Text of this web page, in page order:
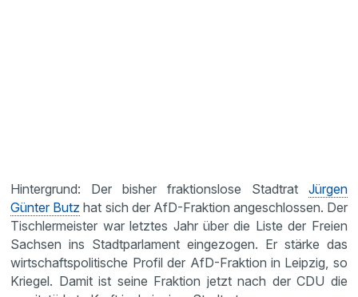
Hintergrund: Der bisher fraktionslose Stadtrat Jürgen
Günter Butz hat sich der AfD-Fraktion angeschlossen. Der
Tischlermeister war letztes Jahr über die Liste der Freien
Sachsen ins Stadtparlament eingezogen. Er stärke das
wirtschaftspolitische Profil der AfD-Fraktion in Leipzig, so
Kriegel. Damit ist seine Fraktion jetzt nach der CDU die